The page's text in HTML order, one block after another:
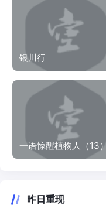
银川行
一语惊醒植物人（13）
昨日重现